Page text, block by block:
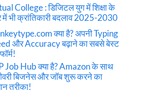
College : डिजिटल युग में शिक्षा के
में भी क्रांतिकारी बदलाव 2025-2030
क्या है? अपनी Typing
और Accuracy बढ़ाने का सबसे बेस्ट
Job Hub क्या है? Amazon के साथ
बिजनेस और जॉब शुरू करने का
तरीका!